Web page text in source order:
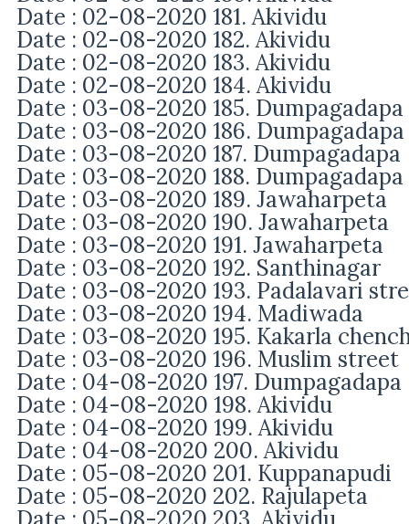
Date : 02-08-2020 181. Akividu
Date : 02-08-2020 182. Akividu
Date : 02-08-2020 183. Akividu
Date : 02-08-2020 184. Akividu
Date : 03-08-2020 185. Dumpagadapa
Date : 03-08-2020 186. Dumpagadapa
Date : 03-08-2020 187. Dumpagadapa
Date : 03-08-2020 188. Dumpagadapa
Date : 03-08-2020 189. Jawaharpeta
Date : 03-08-2020 190. Jawaharpeta
Date : 03-08-2020 191. Jawaharpeta
Date : 03-08-2020 192. Santhinagar
Date : 03-08-2020 193. Padalavari
Date : 03-08-2020 194. Madiwada
Date : 03-08-2020 195. Kakarla
Date : 03-08-2020 196. Muslim street
Date : 04-08-2020 197. Dumpagadapa
Date : 04-08-2020 198. Akividu
Date : 04-08-2020 199. Akividu
Date : 04-08-2020 200. Akividu
Date : 05-08-2020 201. Kuppanapudi
Date : 05-08-2020 202. Rajulapeta